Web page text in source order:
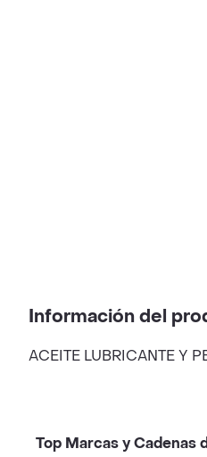
Información del
ACEITE LUBRICANTE Y
Top Marcas y Cadenas